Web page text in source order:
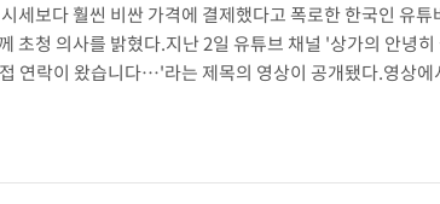
세보다 훨씬 비싼 가격에 결제했다고 폭로한 한국인 유튜
초청 의사를 밝혔다.지난 2일 유튜브 채널 '상가의 안녕
연락이 왔습니다…'라는 제목의 영상이 공개됐다.영상에
중하지 못할 정도로 현지인들의 연락이 쏟아지고 있다"며